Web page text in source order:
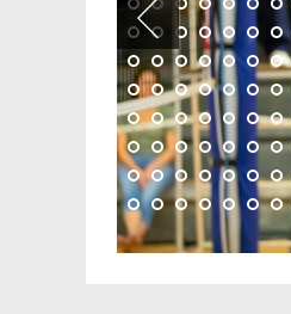
26/09/2022